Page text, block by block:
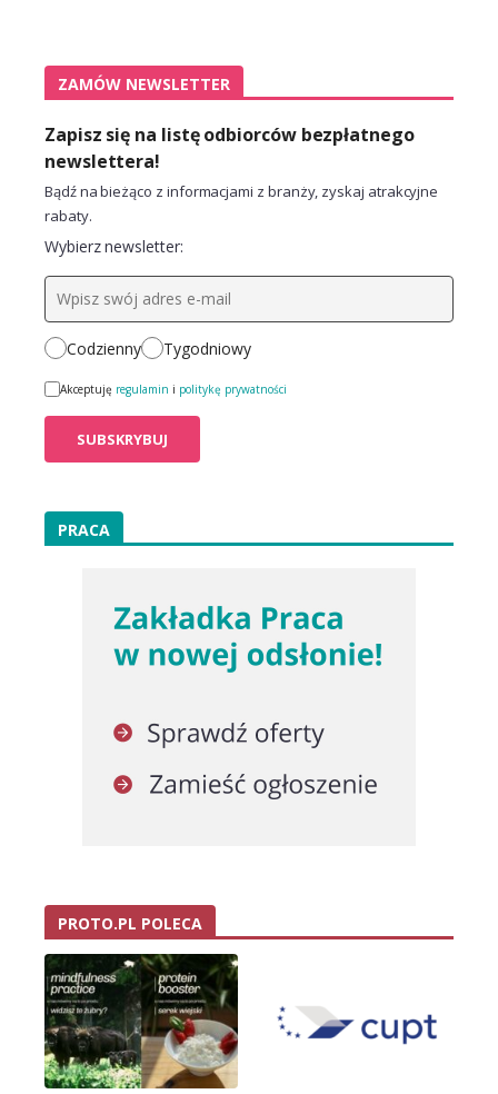
ZAMÓW NEWSLETTER
Zapisz się na listę odbiorców bezpłatnego
newslettera!
Bądź na bieżąco z informacjami z branży, zyskaj atrakcyjne
rabaty.
Wybierz newsletter:
Codzienny Tygodniowy
Akceptuję regulamin i politykę prywatności
PRACA
PROTO.PL POLECA